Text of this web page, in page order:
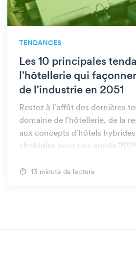
TENDANCES
Les 10 principales
l'hôtellerie qui
de l'industrie en 2051
Restez à l'affût des dernières
domaine de l'hôtellerie, de la
aux concepts d'hôtels
stratégies pour une année
succès.
13 minute de lecture